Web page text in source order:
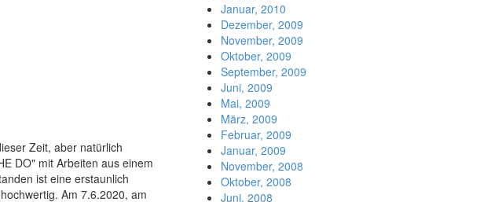
Zeit, aber natürlich
DO" mit Arbeiten aus einem
ist eine erstaunlich
Am 7.6.2020, am
Januar, 2010
Dezember, 2009
November, 2009
Oktober, 2009
September, 2009
Juni, 2009
Mai, 2009
März, 2009
Februar, 2009
Januar, 2009
November, 2008
Oktober, 2008
Juni, 2008